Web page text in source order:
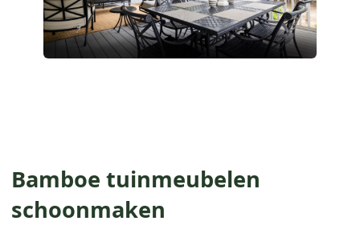
Bamboe tuinmeubelen
schoonmaken